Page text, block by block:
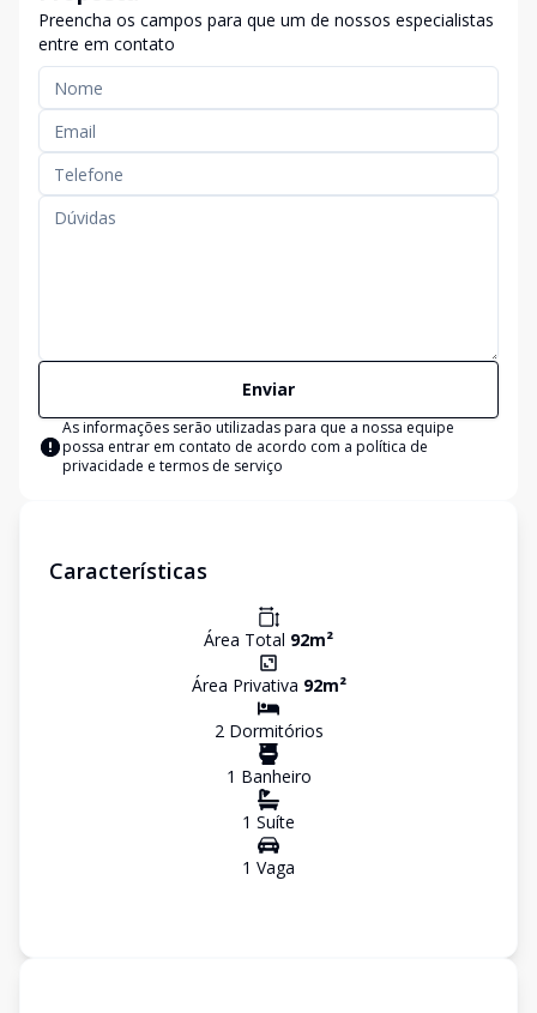
Preencha os campos para que um de nossos especialistas
entre em contato
Enviar
As informações serão utilizadas para que a nossa equipe
possa entrar em contato de acordo com a política de
privacidade e termos de serviço
Características
Área Total 92m²
Área Privativa 92m²
2Dormitórios
1 Banheiro
1 Suíte
1 Vaga